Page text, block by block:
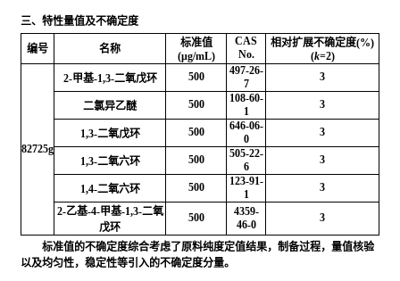
三、特性量值及不确定度
编号 名称
标准值
(μg/mL)
CAS
No.
相对扩展不确定度(%)
(k=2)
82725g
2-甲基-1,3-二氧戊环 500
497-26-
7
3
二氯异乙醚 500
108-60-
1
3
1,3-二氧戊环 500
646-06-
0
3
1,3-二氧六环 500
505-22-
6
3
1,4-二氧六环 500
123-91-
1
3
2-乙基-4-甲基-1,3-二氧
戊环
500
4359-
46-0
3
标准值的不确定度综合考虑了原料纯度定值结果，制备过程，量值核验
以及均匀性，稳定性等引入的不确定度分量。